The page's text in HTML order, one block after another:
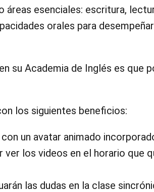
esenciales: escritura,
orales para
su Academia de Inglés es que
los siguientes beneficios:
un avatar animado
los videos en el horario que
las dudas en la clase